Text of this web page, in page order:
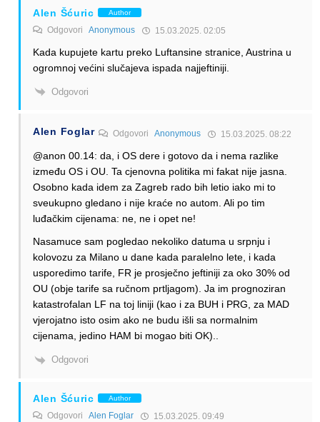
Alen Šćuric Author
Odgovori Anonymous 15.03.2025. 02:05
Kada kupujete kartu preko Luftansine stranice, Austrina u
ogromnoj većini slučajeva ispada najjeftiniji.
Odgovori
Alen Foglar Odgovori Anonymous 15.03.2025. 08:22
@anon 00.14: da, i OS dere i gotovo da i nema razlike
između OS i OU. Ta cjenovna politika mi fakat nije jasna.
Osobno kada idem za Zagreb rado bih letio iako mi to
sveukupno gledano i nije kraće no autom. Ali po tim
luđačkim cijenama: ne, ne i opet ne!
Nasamuce sam pogledao nekoliko datuma u srpnju i
kolovozu za Milano u dane kada paralelno lete, i kada
usporedimo tarife, FR je prosječno jeftiniji za oko 30% od
OU (obje tarife sa ručnom prtljagom). Ja im prognoziran
katastrofalan LF na toj liniji (kao i za BUH i PRG, za MAD
vjerojatno isto osim ako ne budu išli sa normalnim
cijenama, jedino HAM bi mogao biti OK)..
Odgovori
Alen Šćuric Author
Odgovori Alen Foglar 15.03.2025. 09:49